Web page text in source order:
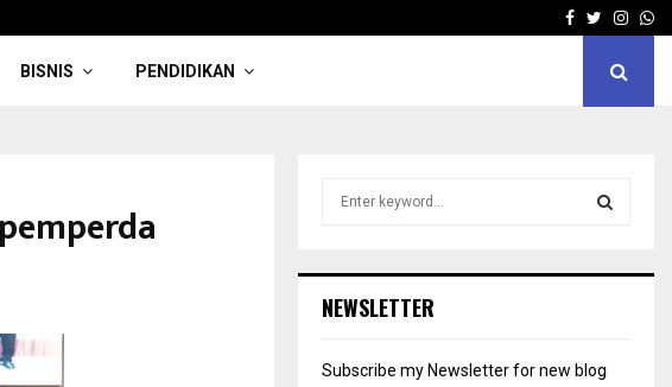
Facebook
Twitter
BISNIS PENDIDIKAN
h
o
NEWSLETTER
Subscribe my Newsletter for new blog